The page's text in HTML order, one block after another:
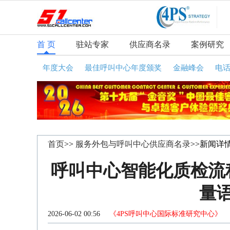
首 页 驻站专家 供应商名录 案例研究
年度大会 最佳呼叫中心年度颁奖 金融峰会 电
首页>> 服务外包与呼叫中心供应商名录>>新闻详
呼叫中心智能化质检
量
2026-06-02 00:56 《4PS呼叫中心国际标准研究中心》